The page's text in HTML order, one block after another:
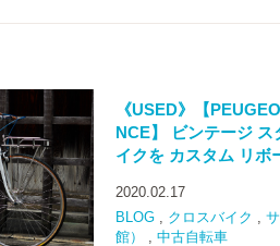
《USED》【
NCE】 ビンテージ
イクを カスタム リボ
2020.02.17
BLOG, クロスバイク
館）
中古自転車